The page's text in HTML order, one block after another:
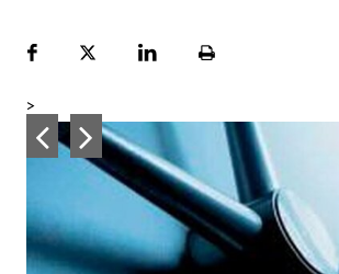
FacebookPlattformLinekdInSeite
>